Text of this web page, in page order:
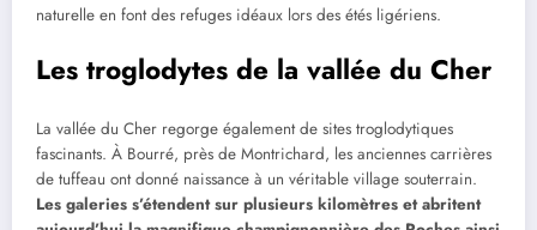
naturelle en font des refuges idéaux lors des étés ligériens.
Les troglodytes de la vallée du Cher
La vallée du Cher regorge également de sites troglodytiques
fascinants. À Bourré, près de Montrichard, les anciennes carrières
de tuffeau ont donné naissance à un véritable village souterrain.
Les galeries s’étendent sur plusieurs kilomètres et abritent